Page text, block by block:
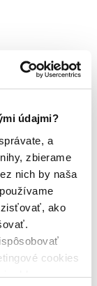
údajmi?
a
zbierame
nich by naša
ako
cookies
reklamy.
přechodu
Východního a
války půda
střetu mezi...